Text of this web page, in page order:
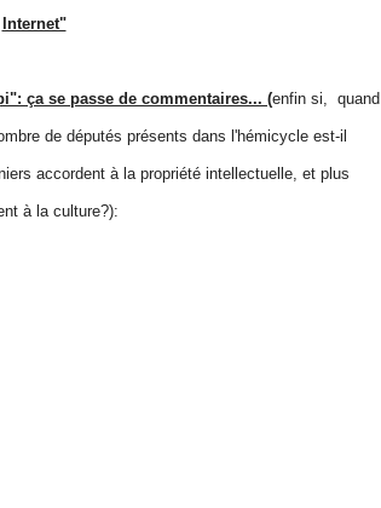
Internet"
ça se passe de commentaires... (enfin si, quand
de députés présents dans l'hémicycle est-il
accordent à la propriété intellectuelle, et plus
à la culture?):